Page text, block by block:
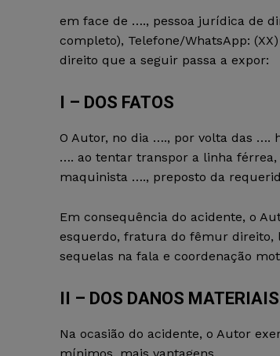
em face de …., pessoa jurídica de
completo), Telefone/WhatsApp:
direito que a seguir passa a expor:
I – DOS FATOS
O Autor, no dia …., por volta das ….
…. ao tentar transpor a linha
maquinista …., preposto da
Em consequência do acidente, o
esquerdo, fratura do fêmur direito,
sequelas na fala e coordenação
II – DOS DANOS
Na ocasião do acidente, o Autor